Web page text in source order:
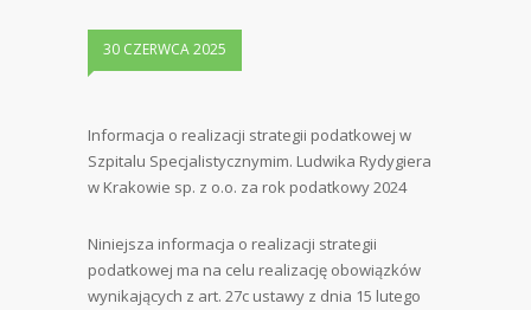
30 CZERWCA 2025
Informacja o realizacji strategii podatkowej w
Szpitalu Specjalistycznymim. Ludwika Rydygiera
w Krakowie sp. z o.o. za rok podatkowy 2024
Niniejsza informacja o realizacji strategii
podatkowej ma na celu realizację obowiązków
wynikających z art. 27c ustawy z dnia 15 lutego